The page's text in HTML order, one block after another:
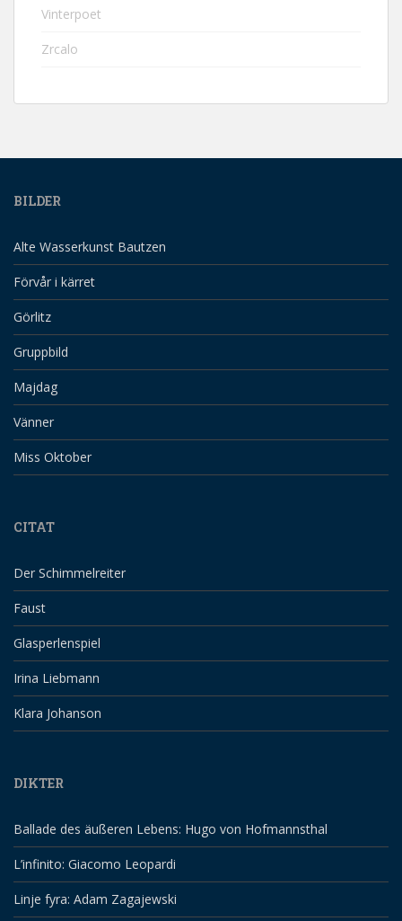
Vinterpoet
Zrcalo
BILDER
Alte Wasserkunst Bautzen
Förvår i kärret
Görlitz
Gruppbild
Majdag
Vänner
Miss Oktober
CITAT
Der Schimmelreiter
Faust
Glasperlenspiel
Irina Liebmann
Klara Johanson
DIKTER
Ballade des äußeren Lebens: Hugo von Hofmannsthal
L’infinito: Giacomo Leopardi
Linje fyra: Adam Zagajewski